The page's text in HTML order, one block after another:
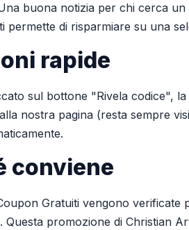
buona notizia per chi cerca
permette di risparmiare su una
rapide
sul bottone "Rivela codice",
nostra pagina (resta sempre
conviene
Gratuiti vengono verificate
Questa promozione di Christian